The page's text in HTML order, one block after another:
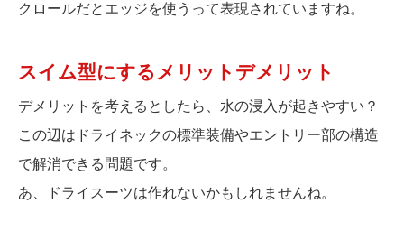
クロールだとエッジを使うって表現されていますね。
スイム型にするメリットデメリット
デメリットを考えるとしたら、水の浸入が起きやすい？
この辺はドライネックの標準装備やエントリー部の構造
で解消できる問題です。
あ、ドライスーツは作れないかもしれませんね。